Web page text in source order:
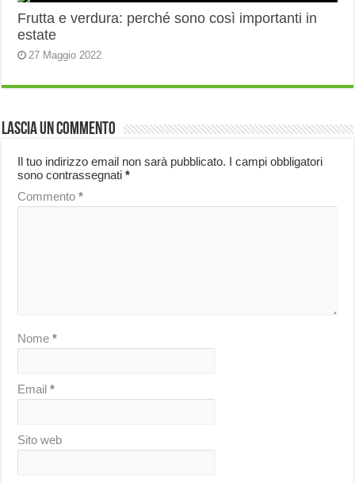
Frutta e verdura: perché sono così importanti in
estate
27 Maggio 2022
Lascia un commento
Il tuo indirizzo email non sarà pubblicato. I campi obbligatori
sono contrassegnati*
Commento*
Nome*
Email*
Sito web